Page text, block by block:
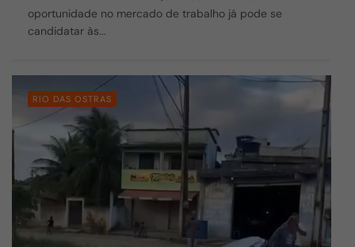
oportunidade no mercado de trabalho já pode se
candidatar às...
RIO DAS OSTRAS